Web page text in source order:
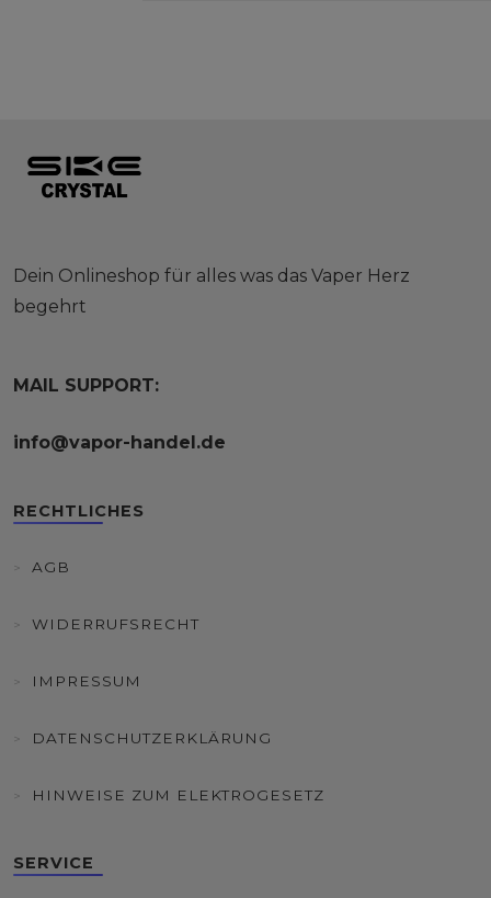
Dein Onlineshop für alles was das Vaper Herz
begehrt
MAIL SUPPORT:
info@vapor-handel.de
RECHTLICHES
AGB
WIDERRUFSRECHT
IMPRESSUM
DATENSCHUTZERKLÄRUNG
HINWEISE ZUM ELEKTROGESETZ
SERVICE